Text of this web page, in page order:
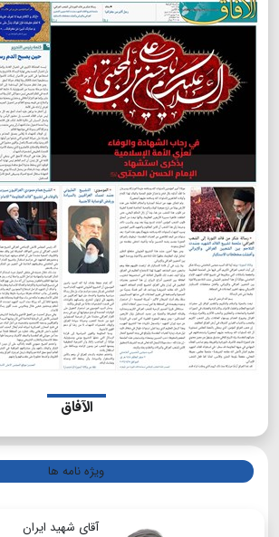
الآفاق
ویژه نامه ها
آقای شهید ایران